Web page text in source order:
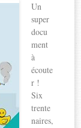
Un
super
docu
ment
à
écoute
r !
Six
trente
naires,